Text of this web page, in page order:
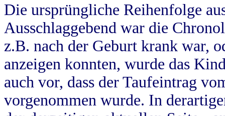
Die ursprüngliche Reihenfolge
Ausschlaggebend war die
z.B. nach der Geburt krank war,
anzeigen konnten, wurde das
auch vor, dass der Taufeintrag
vorgenommen wurde. In